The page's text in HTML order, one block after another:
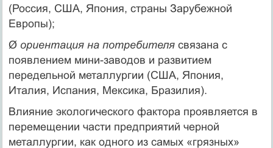
(Россия, США, Япония, страны Зарубежной
Европы);
Ø ориентация на потребителясвязана с
появлением мини-заводов и развитием
передельной металлургии (США, Япония,
Италия, Испания, Мексика, Бразилия).
Влияние экологического фактора проявляется в
перемещении части предприятий черной
металлургии, как одного из самых «грязных»